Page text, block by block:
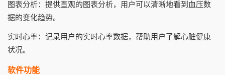
图表分析：提供直观的图表分析，用户可以清晰地看到血压数
据的变化趋势。
实时心率：记录用户的实时心率数据，帮助用户了解心脏健康
状况。
软件功能